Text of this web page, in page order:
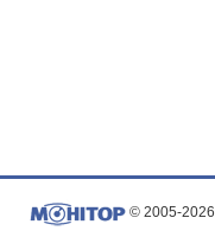
© 2005-2026